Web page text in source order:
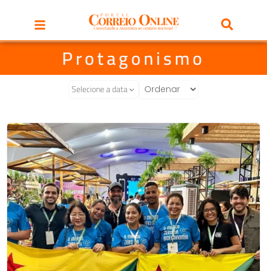
Protagonismo
Selecione a data